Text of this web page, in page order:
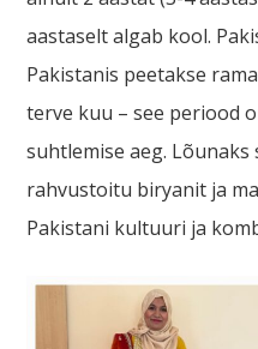
aastaselt algab kool.
Pakistanis peetakse
terve kuu – see periood
suhtlemise aeg. Lõunaks
rahvustoitu biryanit ja
Pakistani kultuuri ja